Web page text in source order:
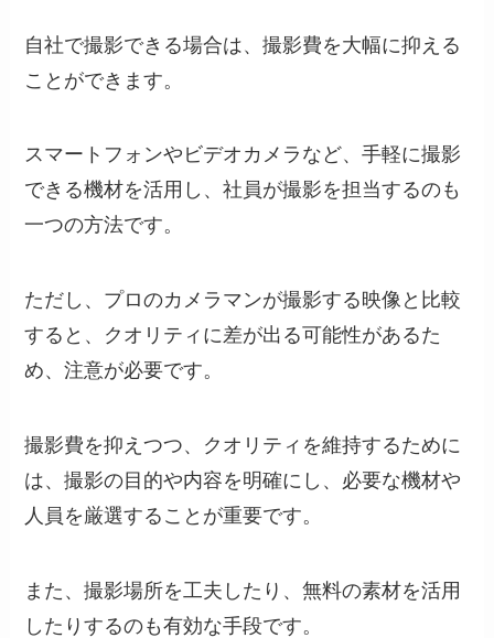
自社で撮影できる場合は、撮影費を大幅に抑える
ことができます。
スマートフォンやビデオカメラなど、手軽に撮影
できる機材を活用し、社員が撮影を担当するのも
一つの方法です。
ただし、プロのカメラマンが撮影する映像と比較
すると、クオリティに差が出る可能性があるた
め、注意が必要です。
撮影費を抑えつつ、クオリティを維持するために
は、撮影の目的や内容を明確にし、必要な機材や
人員を厳選することが重要です。
また、撮影場所を工夫したり、無料の素材を活用
したりするのも有効な手段です。